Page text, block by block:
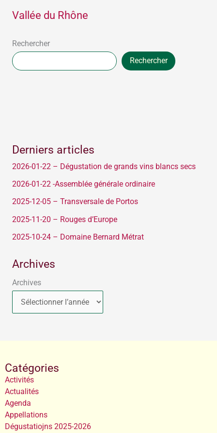
Vallée du Rhône
Rechercher
Rechercher
Derniers articles
2026-01-22 – Dégustation de grands vins blancs secs
2026-01-22 -Assemblée générale ordinaire
2025-12-05 – Transversale de Portos
2025-11-20 – Rouges d’Europe
2025-10-24 – Domaine Bernard Métrat
Archives
Archives
Catégories
Activités
Actualités
Agenda
Appellations
Dégustatiojns 2025-2026